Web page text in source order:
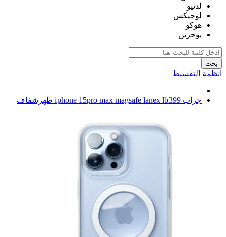
لدنيو
لوجيكس
هوكو
يوجرين
بحث
انظمة التقسيط
جراب iphone 15pro max magsafe lanex lb399 ظهرشفاف